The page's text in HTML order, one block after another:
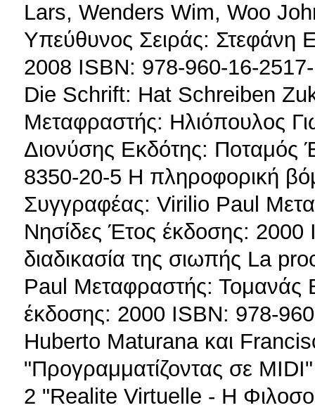
Lars, Wenders Wim, Woo
Υπεύθυνος Σειράς: Στεφάνη
2008 ISBN: 978-960-16-
Die Schrift: Hat Schreiben
Μεταφραστής: Ηλιόπουλος
Διονύσης Εκδότης: Ποταμός
8350-20-5 Η πληροφορική
Συγγραφέας: Virilio Paul
Νησίδες Έτος έκδοσης:
διαδικασία της σιωπής La
Paul Μεταφραστής: Τομανάς
έκδοσης: 2000 ISBN: 978-
Huberto Maturana και
"Προγραμματίζοντας σε
2 "Realite Virtuelle - Η